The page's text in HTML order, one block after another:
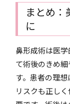
まとめ：
に
鼻形成術は医
て術後のきめ
す。患者の理
リスクも正し